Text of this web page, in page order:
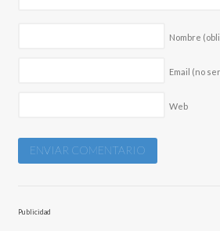
Nombre
Email (no
Web
Publicidad